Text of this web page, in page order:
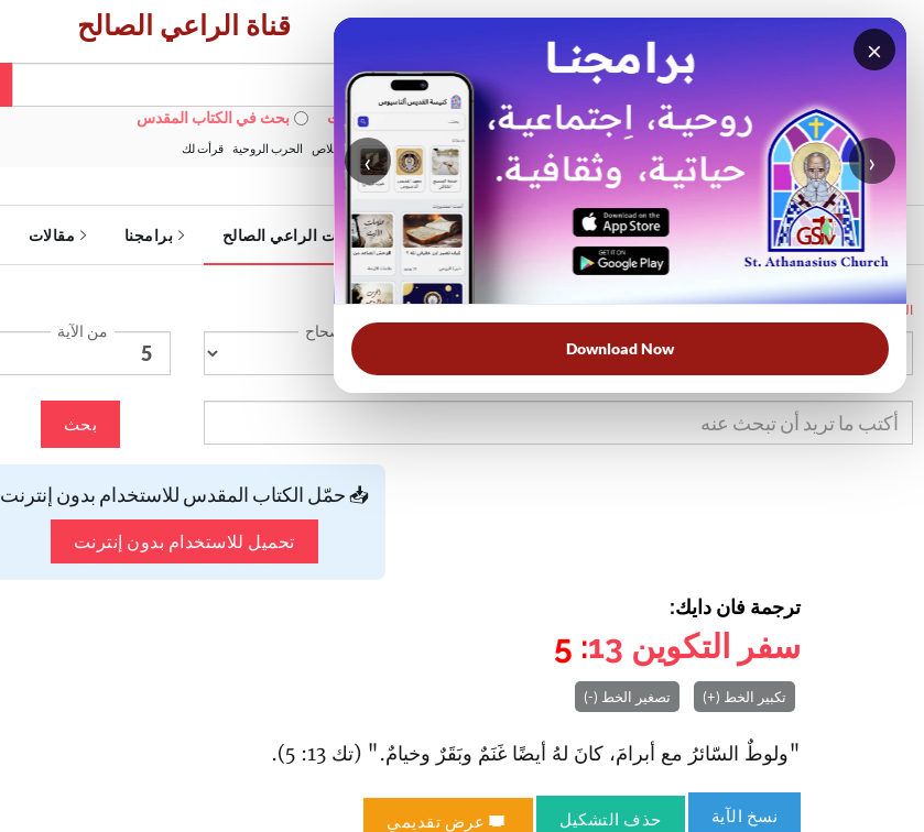
×
‹ ›
Download Now
قناة الراعي الصالح
بحث في الويبسايت بحث في الكتاب المقدس
الأكثر بحثًا: خبزنا اليومي الخلاص الحرب الروحية قرأت لك
الرئيسية خدمات الراعي الصالح برامجنا مقالات
الرئيسية
الإصحاح من الآية
بحث
📥 حمّل الكتاب المقدس للاستخدام بدون إنترنت
تحميل للاستخدام بدون إنترنت
ترجمة فان دايك:
سفر التكوين 13
: 5
تكبير الخط (+) تصغير الخط (-)
"ولوطٌ السّائرُ مع أبرامَ، كانَ لهُ أيضًا غَنَمٌ وبَقَرٌ وخيامٌ." (تك 13: 5).
نسخ الآية حذف التشكيل عرض تقديمي